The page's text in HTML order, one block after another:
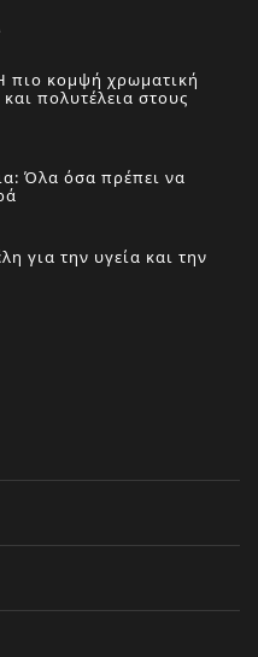
πιο κομψή χρωματική
πολυτέλεια στους
Όλα όσα πρέπει να
για την υγεία και την